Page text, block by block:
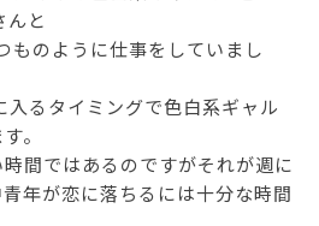
んと
ものように仕事をしていまし
るタイミングで色白系ギャル
。
間ではあるのですがそれが週に
年が恋に落ちるには十分な時間